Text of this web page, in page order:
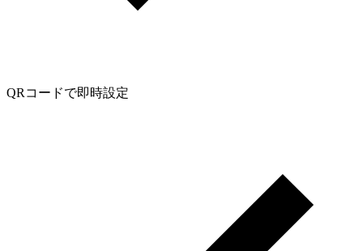
QRコードで即時設定